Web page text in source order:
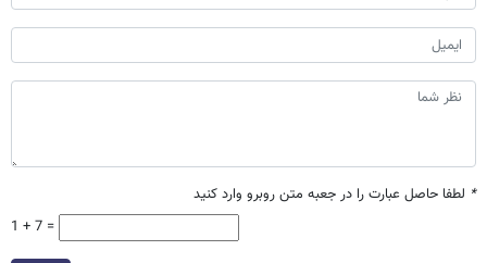
* لطفا حاصل عبارت را در جعبه متن روبرو وارد کنید
1 + 7 =